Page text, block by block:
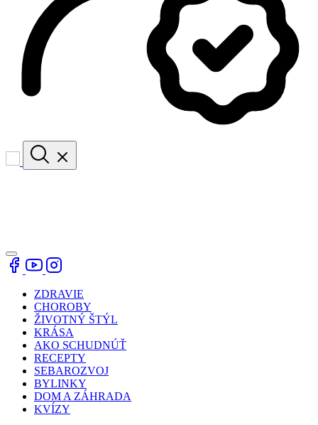
ZDRAVIE
CHOROBY
ŽIVOTNÝ ŠTÝL
KRÁSA
AKO SCHUDNÚŤ
RECEPTY
SEBAROZVOJ
BYLINKY
DOM A ZÁHRADA
KVÍZY